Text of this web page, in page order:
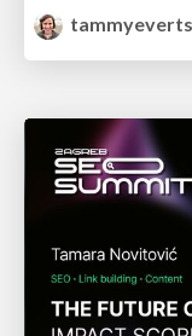
tammyeverts